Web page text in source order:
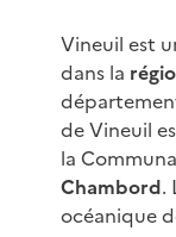
Vineuil est
dans la
de Vineuil
la
Chambord.
océanique